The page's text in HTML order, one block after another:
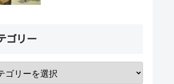
ゴリー